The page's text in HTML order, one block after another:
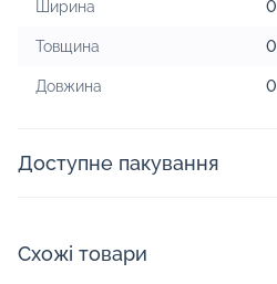
Ширина 0
Товщина 0
Довжина 0
Доступне пакування
Схожі товари